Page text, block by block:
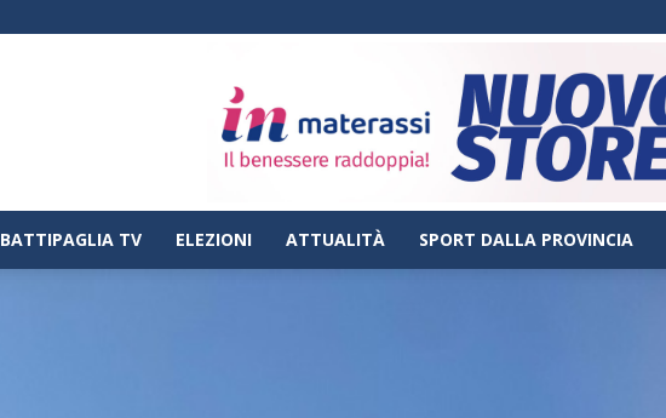
BATTIPAGLIA TV ELEZIONI ATTUALITÀ SPORT DALLA PROVINCIA